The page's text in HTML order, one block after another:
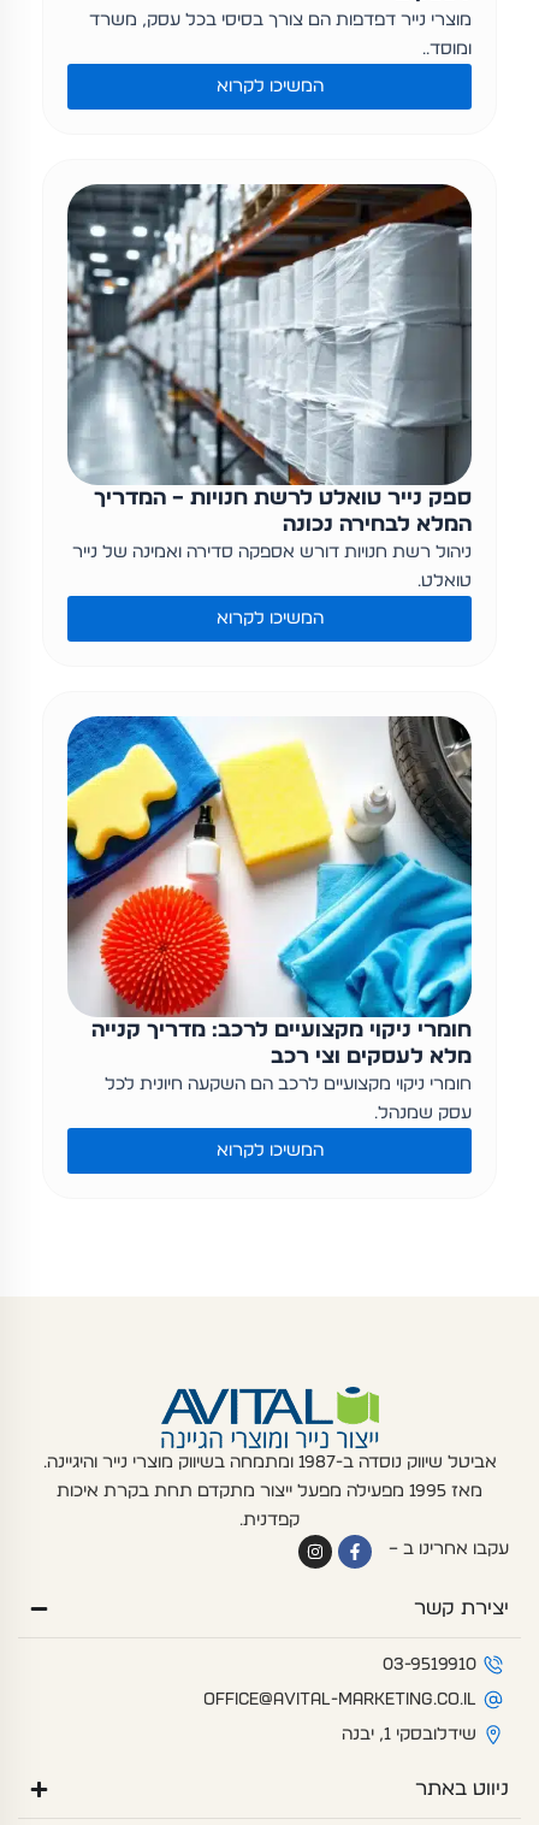
מוצרי נייר דפדפות הם צורך בסיסי בכל עסק, משרד
ומוסד….
המשיכו לקרוא
ספק נייר טואלט לרשת חנויות – המדריך
המלא לבחירה נכונה
ניהול רשת חנויות דורש אספקה סדירה ואמינה של נייר
טואלט…
המשיכו לקרוא
חומרי ניקוי מקצועיים לרכב: מדריך קנייה
מלא לעסקים וצי רכב
חומרי ניקוי מקצועיים לרכב הם השקעה חיונית לכל
עסק שמנהל…
המשיכו לקרוא
אביטל שיווק נוסדה ב-1987 ומתמחה בשיווק מוצרי נייר והיגיינה.
מאז 1995 מפעילה מפעל ייצור מתקדם תחת בקרת איכות
קפדנית.
עקבו אחרינו ב –
F
a
f
I
n
יצירת קשר
03-9519910
office@avital-marketing.co.il
שידלובסקי 1, יבנה
ניווט באתר